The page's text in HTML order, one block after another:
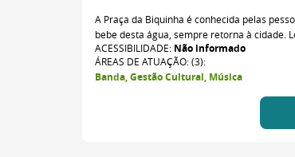
A Praça da Biquinha é conhecida pelas
bebe desta água, sempre retorna à cidade.
ACESSIBILIDADE: Não informado
ÁREAS DE ATUAÇÃO: (3):
Banda, Gestão Cultural, Música